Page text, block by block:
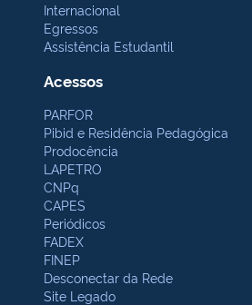
Internacional
Egressos
Assistência Estudantil
Acessos
PARFOR
Pibid e Residência Pedagógica
Prodocência
LAPETRO
CNPq
CAPES
Periódicos
FADEX
FINEP
Desconectar da Rede
Site Legado